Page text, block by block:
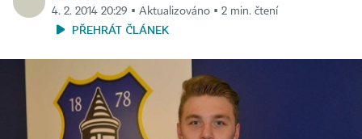
4. 2. 2014 20:29 ▪ Aktualizováno ▪ 2 min. čtení
PŘEHRÁT ČLÁNEK